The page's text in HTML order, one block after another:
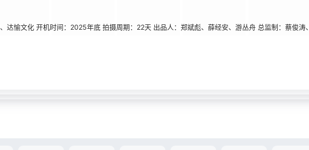
达愉文化 开机时间：2025年底 拍摄周期：22天 出品人：郑斌彪、薛经安、游丛舟 总监制：蔡俊涛、